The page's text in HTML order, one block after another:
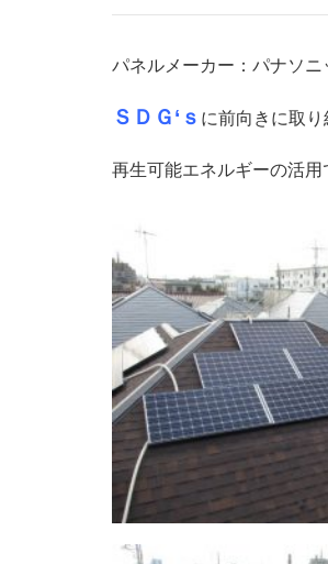
パネルメーカー：パナソ
ＳＤＧ‘ｓ に前向きに取り
再生可能エネルギーの活用